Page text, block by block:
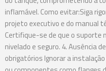
inflamável. Como evitar:Siga
projeto executivo e do manual
Certifique-se de que o suporte
nivelado e seguro. 4. Ausência
obrigatórios Ignorar a